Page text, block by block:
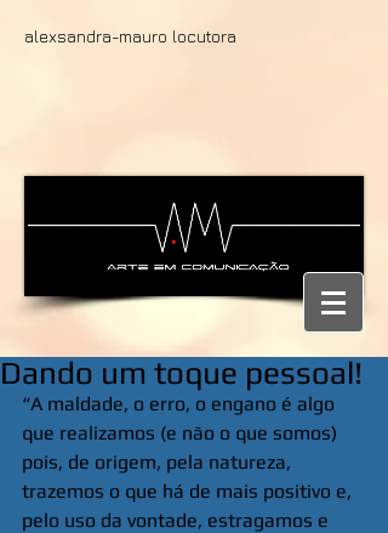
alexsandra-mauro locutora
Dando um toque pessoal!
“A maldade, o erro, o engano é algo
que realizamos (e não o que somos)
pois, de origem, pela natureza,
trazemos o que há de mais positivo e,
pelo uso da vontade, estragamos e